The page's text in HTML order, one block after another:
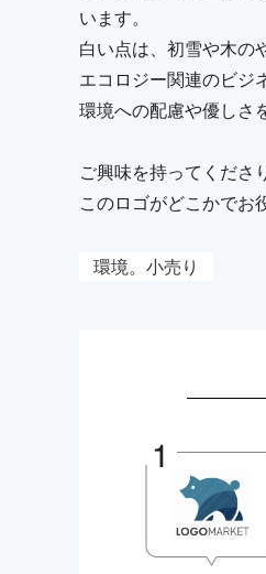
います。
白い点は、初雪や木の
エコロジー関連のビジ
環境への配慮や優しさ
ご興味を持ってくださ
このロゴがどこかでお
環境。小売り